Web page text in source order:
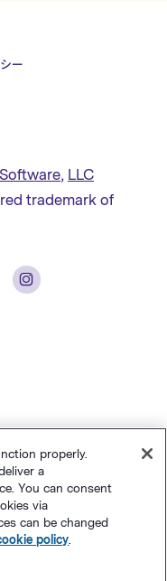
ー
, LLC
trademark of
properly.
a
You can consent
via
can be changed
policy.